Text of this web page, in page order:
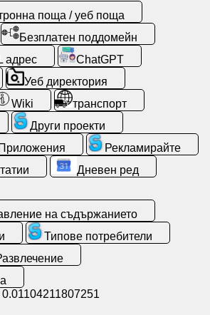
поща / уеб поща
Безплатен поддомейн
адрес
ChatGPT
Уеб директория
Wiki
транспорт
Други проекти
Рекламирайте
Дневен ред
на съдържанието
Типове потребители
0.01104211807251